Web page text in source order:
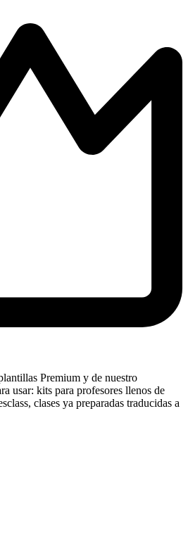
Premium y de nuestro
usar: kits para profesores llenos de
clases ya preparadas traducidas a